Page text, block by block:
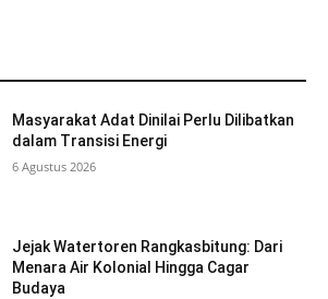
Masyarakat Adat Dinilai Perlu Dilibatkan
dalam Transisi Energi
6 Agustus 2026
Jejak Watertoren Rangkasbitung: Dari
Menara Air Kolonial Hingga Cagar
Budaya